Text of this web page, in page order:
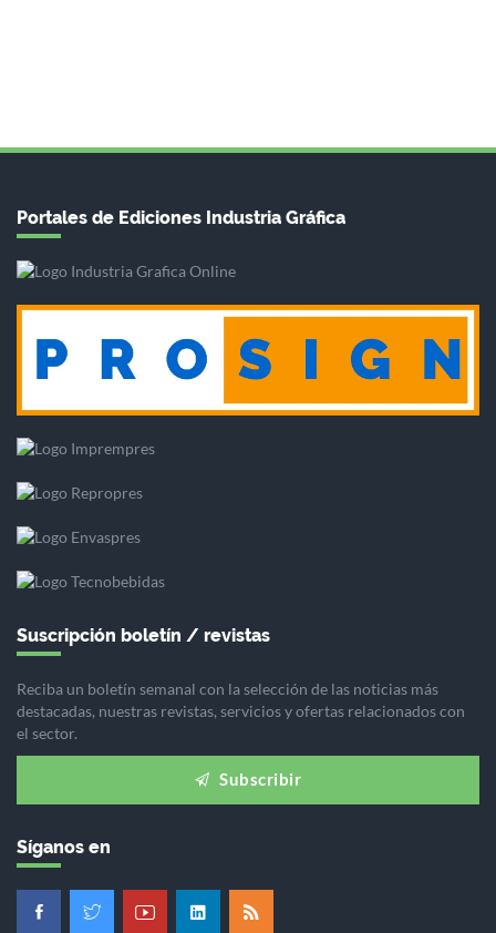
Portales de Ediciones Industria Gráfica
Suscripción boletín / revistas
Reciba un boletín semanal con la selección de las noticias más
destacadas, nuestras revistas, servicios y ofertas relacionados con
el sector.
Subscribir
Síganos en